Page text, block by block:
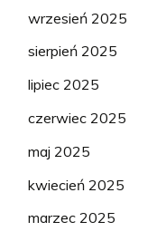
wrzesień 2025
sierpień 2025
lipiec 2025
czerwiec 2025
maj 2025
kwiecień 2025
marzec 2025